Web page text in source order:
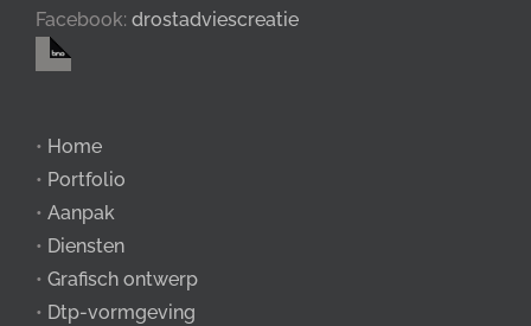
Facebook: drostadviescreatie
• Home
• Portfolio
• Aanpak
• Diensten
• Grafisch ontwerp
• Dtp-vormgeving